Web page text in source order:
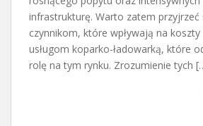
infrastrukturę. Warto zatem przyjrzeć
czynnikom, które wpływają na
usługom koparko-ładowarką, które
rolę na tym rynku. Zrozumienie tych